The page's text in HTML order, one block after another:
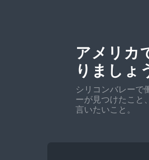
アメリカ
りましょ
シリコンバレーで
ーが見つけたこと
言いたいこと。